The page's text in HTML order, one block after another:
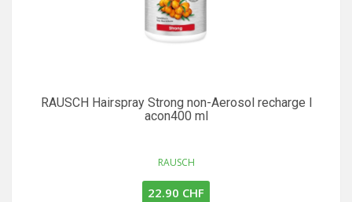
RAUSCH Hairspray Strong non-Aerosol recharge l
acon400 ml
RAUSCH
22.90 CHF